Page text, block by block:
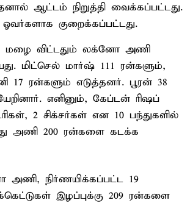
ஆட்டம் நிறுத்தி வைக்கப்பட்டது.
ஓவர்களாக குறைக்கப்பட்டது.
மழை விட்டதும் லக்னோ அணி
மிட்செல் மார்ஷ் 111 ரன்களும்,
17 ரன்களும் எடுத்தனர். பூரன் 38
எனினும், கேப்டன் ரிஷப்
2 சிக்சர்கள் என 10 பந்துகளில்
அணி 200 ரன்களை கடக்க
நிர்ணயிக்கப்பட்ட 19
இழப்புக்கு 209 ரன்களை